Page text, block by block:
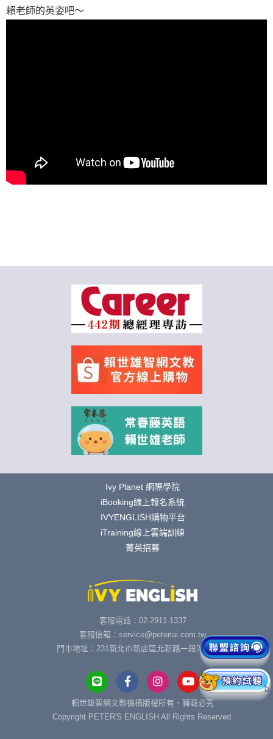
賴老師的英姿吧～
Ivy Planet 網際學院
iBooking線上報名系統
IVYENGLISH購物平台
iTraining線上雲端訓練
菁英招募
客服電話：02-2911-1337
客服信箱：service@peterlai.com.tw
門市地址：231新北市新店區北新路一段291號6樓
賴世雄智網文教機構版權所有、轉載必究
Copyright PETER'S ENGLISH All Rights Reserved.